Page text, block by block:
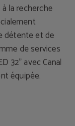
la recherche
détente et de
de services
32" avec Canal
équipée.